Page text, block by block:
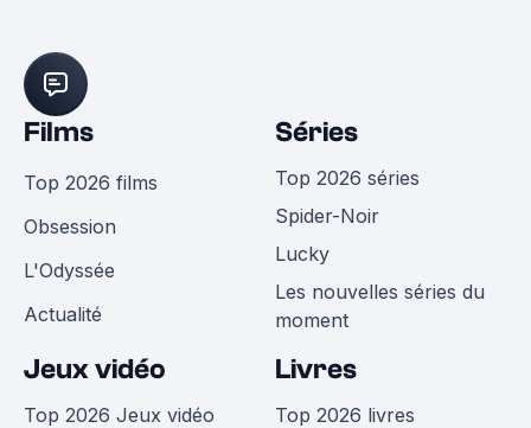
Films
Top 2026 films
Obsession
L'Odyssée
Actualité
Séries
Top 2026 séries
Spider-Noir
Lucky
Les nouvelles séries du
moment
Jeux vidéo
Top 2026 Jeux vidéo
Livres
Top 2026 livres